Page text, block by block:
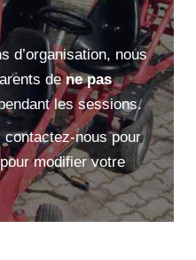
d’organisation, nous
dene pas
les sessions.
nous pour
modifier votre